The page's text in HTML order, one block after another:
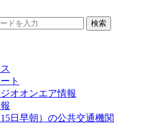
ト
オオンエア情報
日早朝）の公共交通機関